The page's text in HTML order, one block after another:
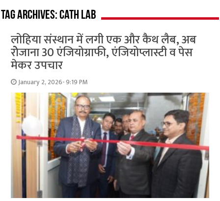
Tag Archives:cath lab
लोहिया संस्थान में लगी एक और कैथ लैब, अब
रोेजाना 30 एंजियोग्राफी, एंजियोप्लास्टी व पेस
मेकर उपचार
January 2, 2026- 9:19 PM